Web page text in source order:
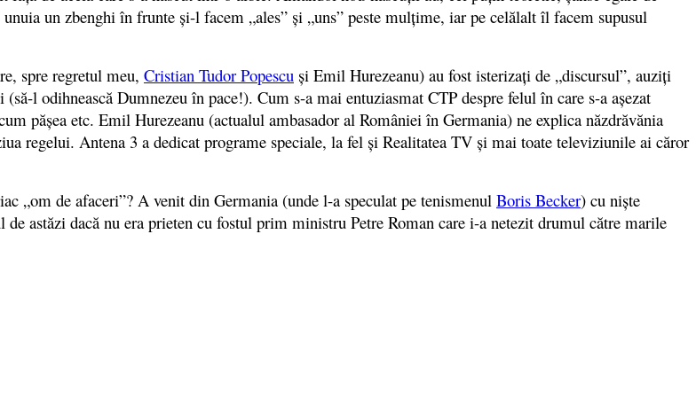
un zbenghi în frunte şi-l facem „ales” şi „uns” peste mulţime, iar pe celălalt îl facem supusul
spre regretul meu, Cristian Tudor Popescu şi Emil Hurezeanu) au fost isterizaţi de „discursul”, auziţi
l odihnească Dumnezeu în pace!). Cum s-a mai entuziasmat CTP despre felul în care s-a aşezat
păşea etc. Emil Hurezeanu (actualul ambasador al României în Germania) ne explica năzdrăvănia
regelui. Antena 3 a dedicat programe speciale, la fel şi Realitatea TV şi mai toate televiziunile ai căror
„om de afaceri”? A venit din Germania (unde l-a speculat pe tenismenul Boris Becker) cu niște
astăzi dacă nu era prieten cu fostul prim ministru Petre Roman care i-a netezit drumul către marile